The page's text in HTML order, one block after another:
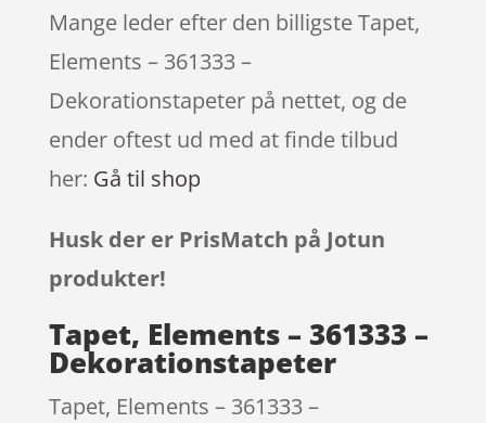
Mange leder efter den billigste Tapet,
Elements – 361333 –
Dekorationstapeter på nettet, og de
ender oftest ud med at finde tilbud
her: Gå til shop
Husk der er PrisMatch på Jotun
produkter!
Tapet, Elements – 361333 –
Dekorationstapeter
Tapet, Elements – 361333 –